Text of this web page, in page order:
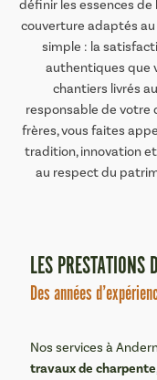
définir les essences de
couverture adaptés
simple : la
authentiques que
chantiers livrés
responsable de votre
frères, vous faites
tradition, innovation
au respect du
LES PRESTATIONS
Des années
Nos services à
travaux de charpente